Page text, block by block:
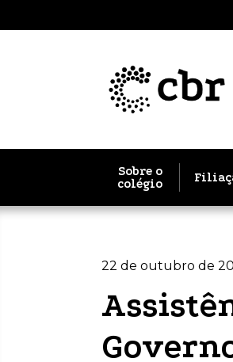
Sobre o
colégio
22 de outubro de